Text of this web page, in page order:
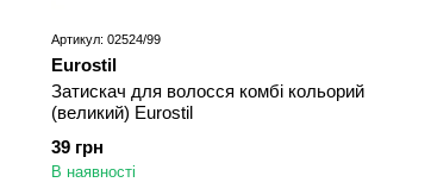
Артикул: 02524/99
Eurostil
Затискач для волосся комбі кольорий
(великий) Eurostil
39 грн
В наявності